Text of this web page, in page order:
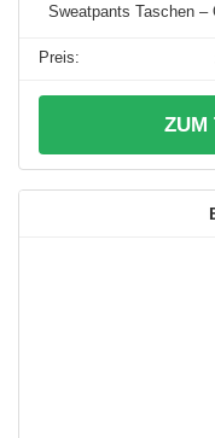
Sweatpants Taschen –
ZUM